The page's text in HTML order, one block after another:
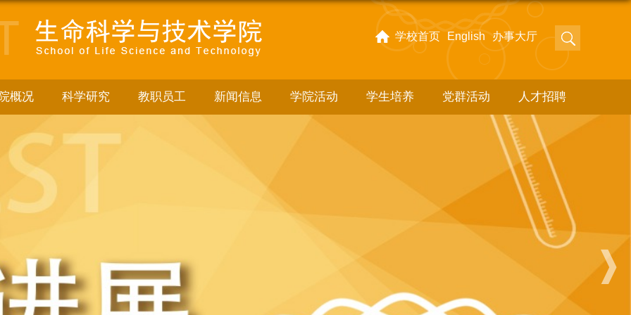
学校首页 English 办事大厅
概况 科学研究 教职员工 新闻信息 学院活动 学生培养 党群活动 人才招聘